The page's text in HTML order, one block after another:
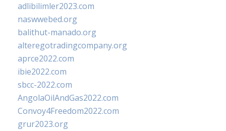
adlibilimler2023.com
naswwebed.org
balithut-manado.org
alteregotradingcompany.org
aprce2022.com
ibie2022.com
sbcc-2022.com
AngolaOilAndGas2022.com
Convoy4Freedom2022.com
grur2023.org